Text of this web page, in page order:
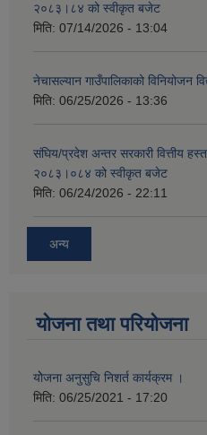
२०८३।८४ को स्वीकृत बजेट
मिति: 07/14/2026 - 13:04
नेचासल्यान गाउँपालिकाको विनियोजन
मिति: 06/25/2026 - 13:36
संघिय/प्रदेश अन्तर सरकारी वित्तीय
२०८३।०८४ को स्वीकृत बजेट
मिति: 06/24/2026 - 22:11
अन्य
योजना तथा परियोजना
योेजना अनुसुचि निशर्त कार्यक्रम ।
मिति: 06/25/2021 - 17:20